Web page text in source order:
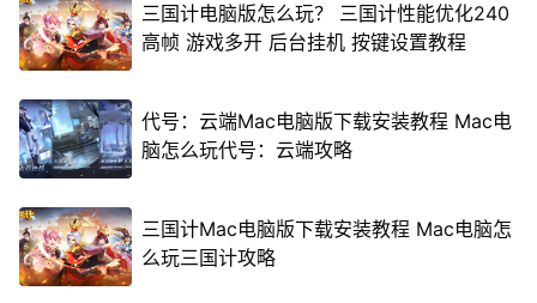
三国计电脑版怎么玩？ 三国计性能优化240
高帧 游戏多开 后台挂机 按键设置教程
代号：云端Mac电脑版下载安装教程 Mac电
脑怎么玩代号：云端攻略
三国计Mac电脑版下载安装教程 Mac电脑怎
么玩三国计攻略